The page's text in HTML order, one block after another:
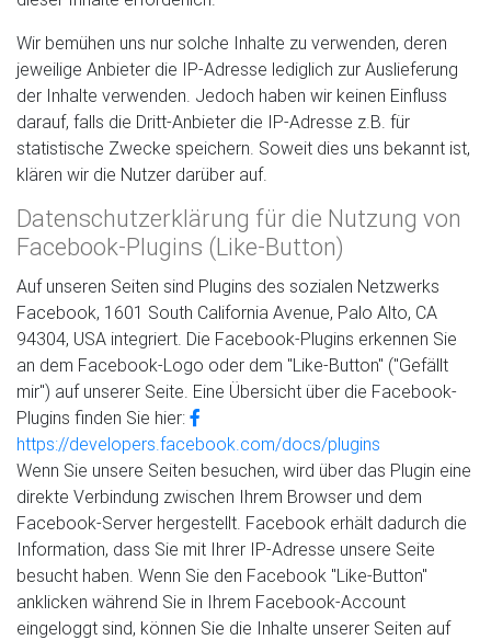
Wir bemühen uns nur solche Inhalte zu verwenden, deren
jeweilige Anbieter die IP-Adresse lediglich zur Auslieferung
der Inhalte verwenden. Jedoch haben wir keinen Einfluss
darauf, falls die Dritt-Anbieter die IP-Adresse z.B. für
statistische Zwecke speichern. Soweit dies uns bekannt ist,
klären wir die Nutzer darüber auf.
Datenschutzerklärung für die Nutzung von
Facebook-Plugins (Like-Button)
Auf unseren Seiten sind Plugins des sozialen Netzwerks
Facebook, 1601 South California Avenue, Palo Alto, CA
94304, USA integriert. Die Facebook-Plugins erkennen Sie
an dem Facebook-Logo oder dem "Like-Button" ("Gefällt
mir") auf unserer Seite. Eine Übersicht über die Facebook-
Plugins finden Sie hier:
https://developers.facebook.com/docs/plugins
Wenn Sie unsere Seiten besuchen, wird über das Plugin eine
direkte Verbindung zwischen Ihrem Browser und dem
Facebook-Server hergestellt. Facebook erhält dadurch die
Information, dass Sie mit Ihrer IP-Adresse unsere Seite
besucht haben. Wenn Sie den Facebook "Like-Button"
anklicken während Sie in Ihrem Facebook-Account
eingeloggt sind, können Sie die Inhalte unserer Seiten auf